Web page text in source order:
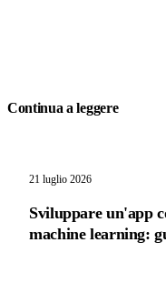
Continua a leggere
21 luglio 2026
Sviluppare un'app
machine learning: